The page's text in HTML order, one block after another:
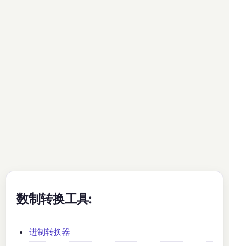
数制转换工具:
进制转换器